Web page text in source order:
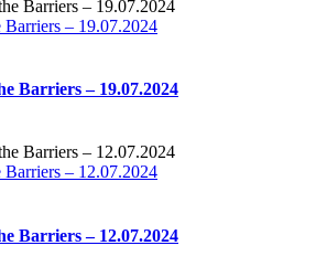
– 19.07.2024
Barriers – 19.07.2024
– 12.07.2024
Barriers – 12.07.2024